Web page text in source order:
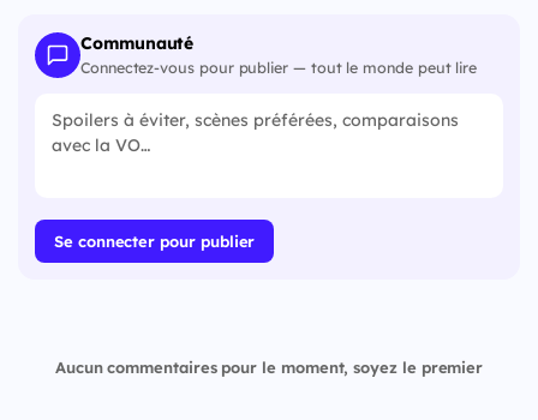
Communauté
Connectez-vous pour publier — tout le monde peut lire
Se connecter pour publier
Aucun commentaires pour le moment, soyez le premier